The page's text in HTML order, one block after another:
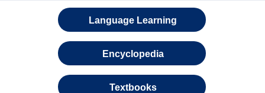
Language Learning
Encyclopedia
Textbooks